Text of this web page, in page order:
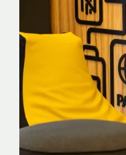
Cartão de crédito
em dólar